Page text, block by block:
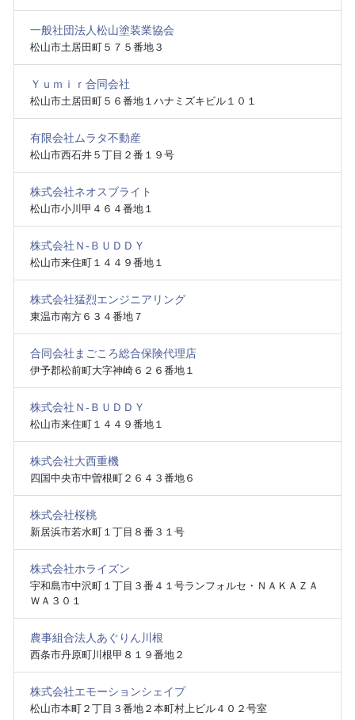
一般社団法人松山塗装業協会
松山市土居田町５７５番地３
Ｙｕｍｉｒ合同会社
松山市土居田町５６番地１ハナミズキビル１０１
有限会社ムラタ不動産
松山市西石井５丁目２番１９号
株式会社ネオスブライト
松山市小川甲４６４番地１
株式会社Ｎ‐ＢＵＤＤＹ
松山市来住町１４４９番地１
株式会社猛烈エンジニアリング
東温市南方６３４番地７
合同会社まごころ総合保険代理店
伊予郡松前町大字神崎６２６番地１
株式会社Ｎ‐ＢＵＤＤＹ
松山市来住町１４４９番地１
株式会社大西重機
四国中央市中曽根町２６４３番地６
株式会社桜桃
新居浜市若水町１丁目８番３１号
株式会社ホライズン
宇和島市中沢町１丁目３番４１号ランフォルセ・ＮＡＫＡＺＡ
ＷＡ３０１
農事組合法人あぐりん川根
西条市丹原町川根甲８１９番地２
株式会社エモーションシェイプ
松山市本町２丁目３番地２本町村上ビル４０２号室